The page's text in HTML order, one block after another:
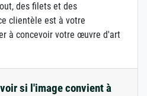
des filets et des
clientèle est à votre
à concevoir votre œuvre d'art
si l'image convient à